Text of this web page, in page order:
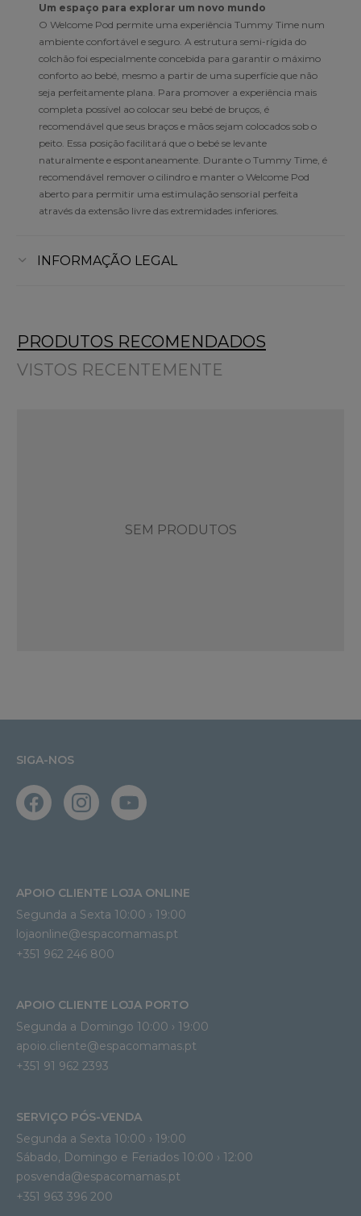
Um espaço para explorar um novo mundo
O Welcome Pod permite uma experiência Tummy Time num
ambiente confortável e seguro. A estrutura semi-rígida do
colchão foi especialmente concebida para garantir o máximo
conforto ao bebé, mesmo a partir de uma superfície que não
seja perfeitamente plana. Para promover a experiência mais
completa possível ao colocar seu bebé de bruços, é
recomendável que seus braços e mãos sejam colocados sob o
peito. Essa posição facilitará que o bebé se levante
naturalmente e espontaneamente. Durante o Tummy Time, é
recomendável remover o cilindro e manter o Welcome Pod
aberto para permitir uma estimulação sensorial perfeita
através da extensão livre das extremidades inferiores.
INFORMAÇÃO LEGAL
PRODUTOS RECOMENDADOS
VISTOS RECENTEMENTE
SEM PRODUTOS
SIGA-NOS
APOIO CLIENTE LOJA ONLINE
Segunda a Sexta 10:00 › 19:00
lojaonline@espacomamas.pt
+351 962 246 800
APOIO CLIENTE LOJA PORTO
Segunda a Domingo 10:00 › 19:00
apoio.cliente@espacomamas.pt
+351 91 962 2393
SERVIÇO PÓS-VENDA
Segunda a Sexta 10:00 › 19:00
Sábado, Domingo e Feriados 10:00 › 12:00
posvenda@espacomamas.pt
+351 963 396 200